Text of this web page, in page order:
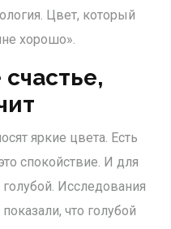
Цвет, который
хорошо».
яркие цвета. Есть
спокойствие. И для
Исследования
что голубой